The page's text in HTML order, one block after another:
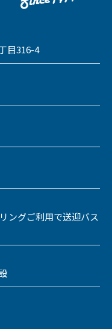
目316-4
ングご利用で送迎バス